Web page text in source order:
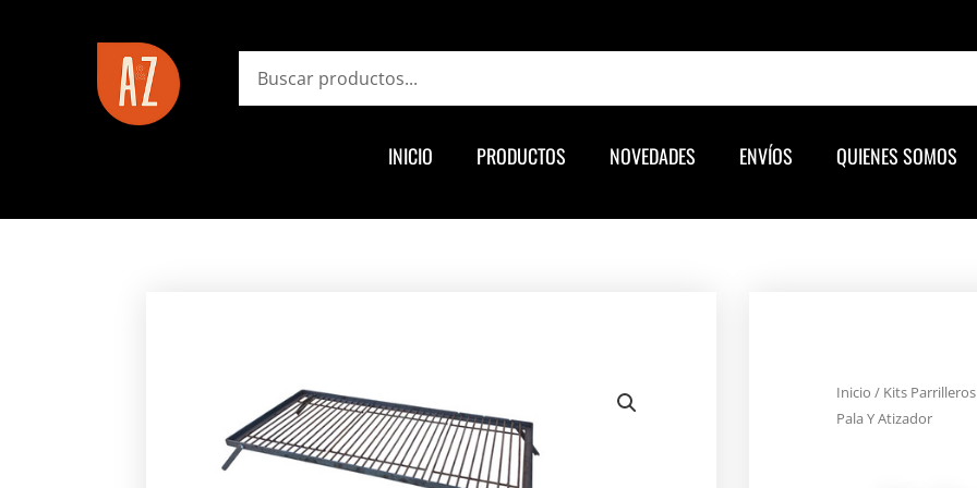
INICIO PRODUCTOS NOVEDADES ENVÍOS QUIENES SOMOS
Inicio / Kits Parrilleros
Pala Y Atizador